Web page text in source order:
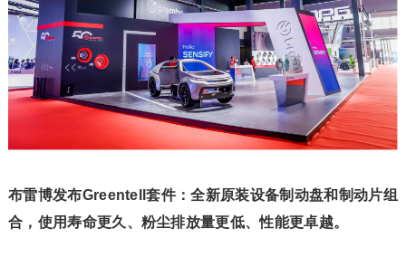
布雷博发布Greentell套件：全新原装设备制动盘和制动片组
合，使用寿命更久、粉尘排放量更低、性能更卓越。